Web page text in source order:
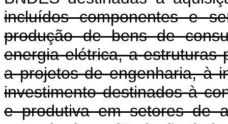
incluídos componentes e
produção de bens de
energia elétrica, a estruturas
a projetos de engenharia, à
investimento destinados à
e produtiva em setores de